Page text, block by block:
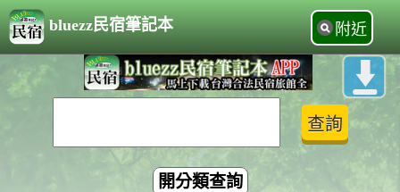
bluezz民宿筆記本 附近
開分類查詢